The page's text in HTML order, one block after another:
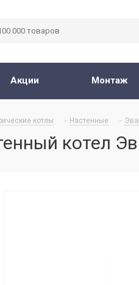
Акции Монтаж
котлы - Настенные -
котел